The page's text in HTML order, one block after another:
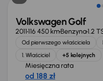
Volkswagen Golf
2011116 450 kmBenzyna1.2
Od pierwszego właściciela
1. Właściciel
+5 kolejnych
Miesięczna rata
od 188 zł